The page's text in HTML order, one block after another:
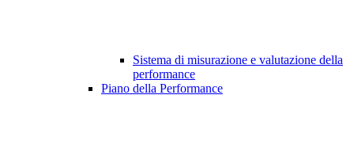
Sistema di misurazione e valutazione della
performance
Piano della Performance